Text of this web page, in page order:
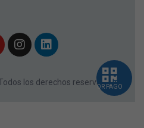
Todos los derechos reservados
QR PAGO